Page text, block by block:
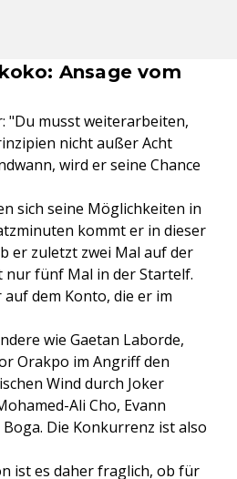
Ansage vom
"Du musst weiterarbeiten,
nicht außer Acht
wird er seine Chance
sich seine Möglichkeiten in
kommt er in dieser
er zuletzt zwei Mal auf der
nur fünf Mal in der Startelf.
dem Konto, die er im
wie Gaetan Laborde,
Orakpo im Angriff den
Wind durch Joker
Ali Cho, Evann
Boga. Die Konkurrenz ist also
ist es daher fraglich, ob für